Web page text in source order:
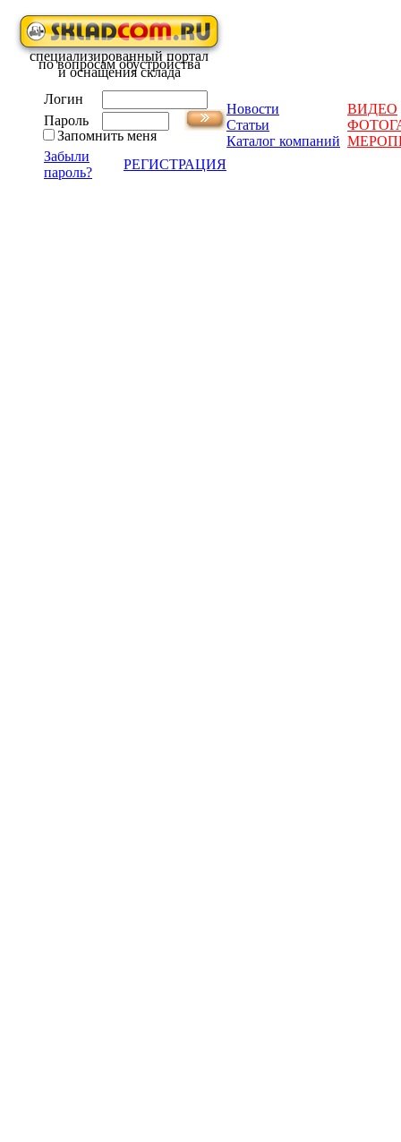
специализированный портал
по вопросам обустройства
и оснащения склада
Логин
Пароль
Запомнить меня
Забыли
пароль?
РЕГИСТРАЦИЯ
Новости
ВИДЕО
Статьи
Каталог компаний